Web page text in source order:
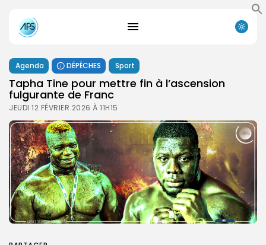
Agenda DÉPÊCHES Sport
Tapha Tine pour mettre fin à l’ascension
fulgurante de Franc
JEUDI 12 FÉVRIER 2026 À 11H15